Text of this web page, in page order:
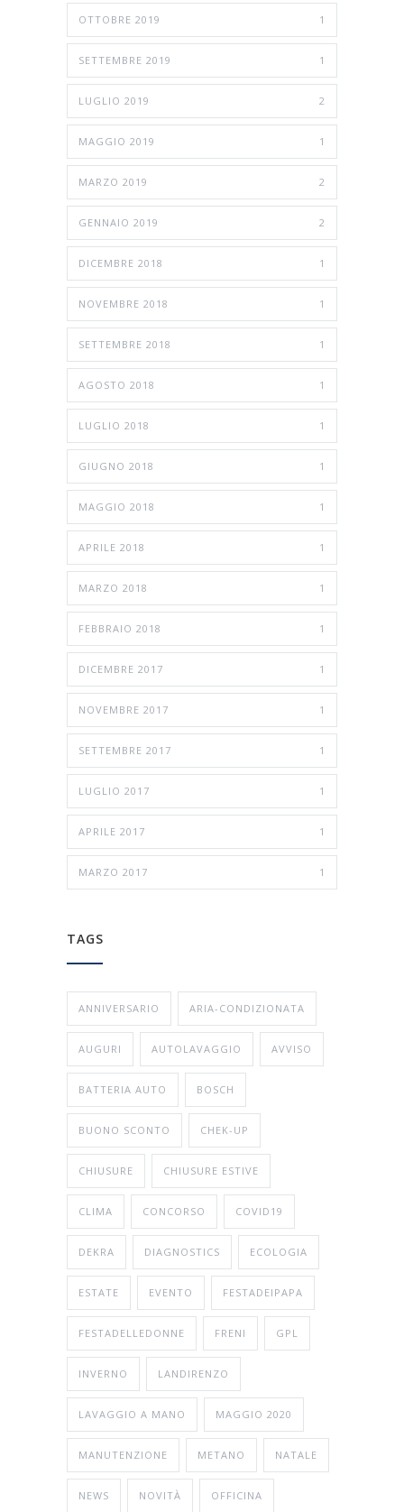
OTTOBRE 2019 1
SETTEMBRE 2019 1
LUGLIO 2019 2
MAGGIO 2019 1
MARZO 2019 2
GENNAIO 2019 2
DICEMBRE 2018 1
NOVEMBRE 2018 1
SETTEMBRE 2018 1
AGOSTO 2018 1
LUGLIO 2018 1
GIUGNO 2018 1
MAGGIO 2018 1
APRILE 2018 1
MARZO 2018 1
FEBBRAIO 2018 1
DICEMBRE 2017 1
NOVEMBRE 2017 1
SETTEMBRE 2017 1
LUGLIO 2017 1
APRILE 2017 1
MARZO 2017 1
TAGS
ANNIVERSARIO ARIA-CONDIZIONATA
AUGURI AUTOLAVAGGIO AVVISO
BATTERIA AUTO BOSCH
BUONO SCONTO CHEK-UP
CHIUSURE CHIUSURE ESTIVE
CLIMA CONCORSO COVID19
DEKRA DIAGNOSTICS ECOLOGIA
ESTATE EVENTO FESTADEIPAPA
FESTADELLEDONNE FRENI GPL
INVERNO LANDIRENZO
LAVAGGIO A MANO MAGGIO 2020
MANUTENZIONE METANO NATALE
NEWS NOVITÀ OFFICINA